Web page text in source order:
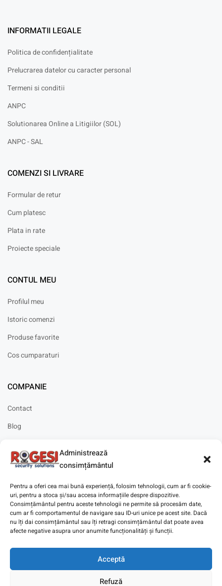
Administrează
consimțământul
Pentru a oferi cea mai bună experiență, folosim tehnologii, cum ar fi cookie-
uri, pentru a stoca și/sau accesa informațiile despre dispozitive.
Consimțământul pentru aceste tehnologii ne permite să procesăm date,
cum ar fi comportamentul de navigare sau ID-uri unice pe acest site. Dacă
nu îți dai consimțământul sau îți retragi consimțământul dat poate avea
afecte negative asupra unor anumite funcționalități și funcții.
Acceptă
Refuză
INFORMATII LEGALE
Politica de confidențialitate
Prelucrarea datelor cu caracter personal
Termeni si conditii
ANPC
Solutionarea Online a Litigiilor (SOL)
ANPC - SAL
COMENZI SI LIVRARE
Formular de retur
Cum platesc
Plata in rate
Proiecte speciale
CONTUL MEU
Profilul meu
Istoric comenzi
Produse favorite
Cos cumparaturi
COMPANIE
Contact
Blog
Solicitare instalare
Copyright © 2025Digitaz.